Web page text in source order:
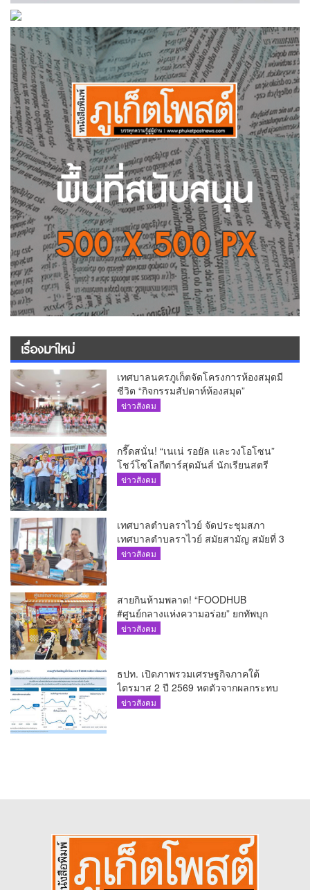
เรื่องมาใหม่
เทศบาลนครภูเก็ตจัดโครงการห้องสมุดมี
ชีวิต “กิจกรรมสัปดาห์ห้องสมุด”
ข่าวสังคม
กรี๊ดสนั่น! “เนเน่ รอยัล และวงโอโซน”
โชว์โซโลกีตาร์สุดมันส์ นักเรียนสตรี
ภูเก็ตนั่งไม่ติด ทั้งเต้น-ร้อง
ข่าวสังคม
เทศบาลตำบลราไวย์ จัดประชุมสภา
เทศบาลตำบลราไวย์ สมัยสามัญ สมัยที่ 3
ประจำปี 2569
ข่าวสังคม
สายกินห้ามพลาด! “FOODHUB
#ศูนย์กลางแห่งความอร่อย” ยกทัพบุก
โรบินสันไลฟ์สไตล์ ฉลอง ถึง 12 ส.ค.นี้
ข่าวสังคม
ธปท. เปิดภาพรวมเศรษฐกิจภาคใต้
ไตรมาส 2 ปี 2569 หดตัวจากผลกระทบ
ความขัดแย้งในตะวันออกกลาง
ข่าวสังคม